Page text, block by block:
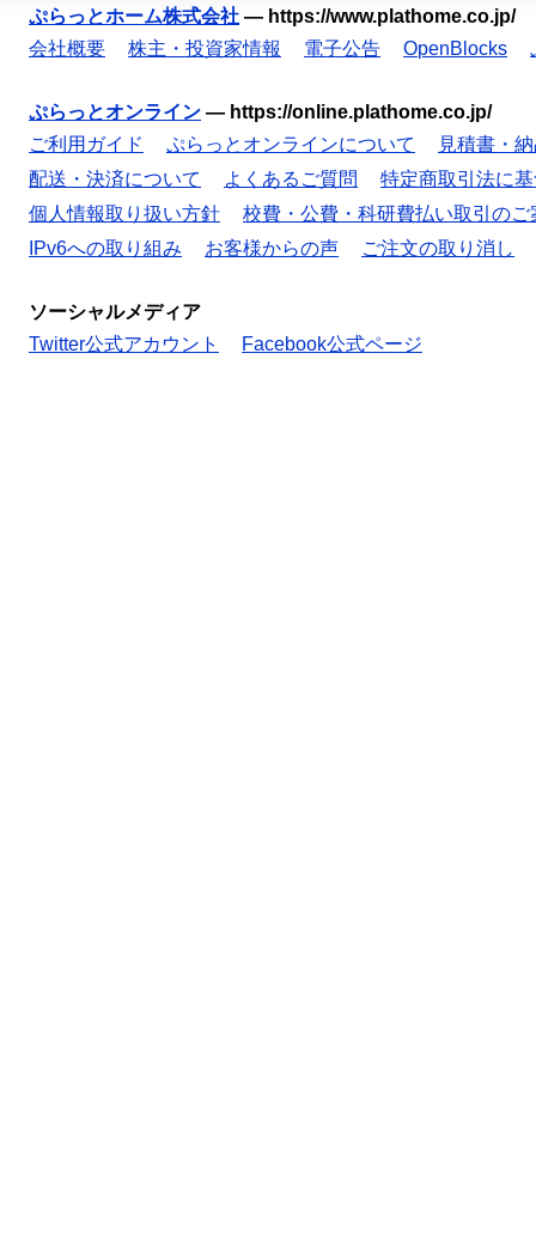
ぷらっとホーム株式会社 — https://www.plathome.co.jp/
会社概要
株主・投資家情報 電子公告 OpenBlocks
ぷらっとオンライン — https://online.plathome.co.jp/
ご利用ガイド
ぷらっとオンラインについて
見積書・
配送・決済について
よくあるご質問
特定商取引法に
個人情報取り扱い方針
校費・公費・科研費払い取引のご
IPv6への取り組み
お客様からの声 ご注文の取り消し
ソーシャルメディア
Twitter公式アカウント
Facebook公式ページ